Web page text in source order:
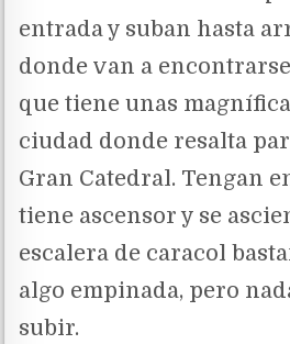
entrada y suban hasta
donde van a
que tiene unas
ciudad donde resalta
Gran Catedral. Tengan
tiene ascensor y se
escalera de caracol
algo empinada, pero
subir.